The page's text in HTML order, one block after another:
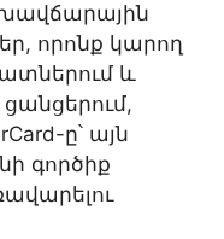
որոնք կարող
և
ը՝ այն
գործիք